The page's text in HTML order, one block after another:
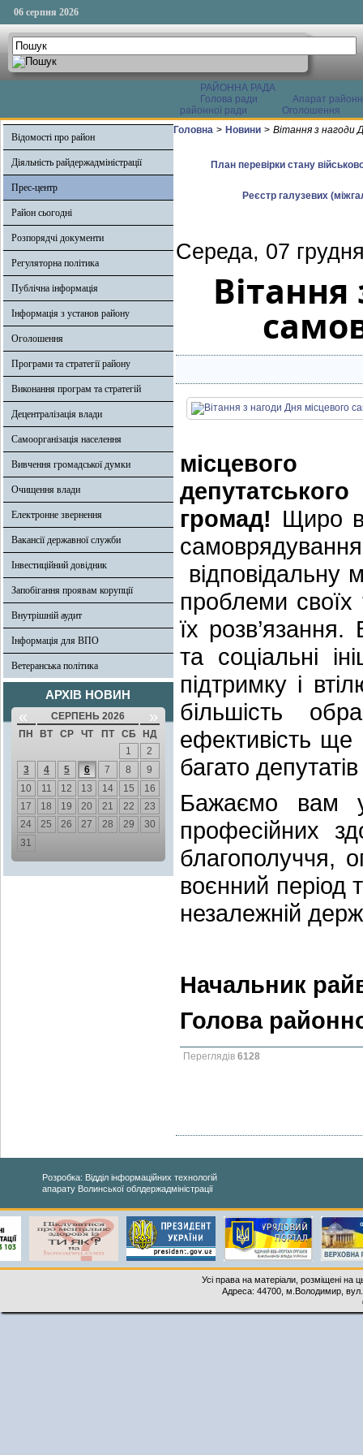
06 серпня 2026
РАЙОННА РАДА
Голова ради
Апарат
районної ради
Оголошення
Відомості про район
Діяльність райдержадміністрації
Прес-центр
Район сьогодні
Розпорядчі документи
Регуляторна політика
Публічна інформація
Інформація з установ району
Оголошення
Програми та стратегії району
Виконання програм та стратегій
Децентралізація влади
Самоорганізація населення
Вивчення громадської думки
Очищення влади
Електронне звернення
Вакансії державної служби
Інвестиційний довідник
Запобігання проявам корупції
Внутрішній аудит
Інформація для ВПО
Ветеранська політика
АРХІВ НОВИН
« СЕРПЕНЬ 2026 »
ПН ВТ СР ЧТ ПТ СБ
НД
1
2
3
4 5 6 7 8
9
10
11 12 13 14 15
16
17
18 19 20 21 22
23
24
25 26 27 28 29
30
31
Головна > Новини > Вітання з нагоди
План перевірки стану
Реєстр галузевих
Середа, 07
місцевого
громад! Щиро
відповідальну
проблеми своїх
їх розв’язання.
та соціальні
підтримку і
більшість
ефективість ще
багато
Бажаємо вам
професійних
благополуччя,
воєнний період
незалежній
Начальник
Голова
Переглядів 6128
Розробка: Відділ інформаційних технологій
апарату Волинської облдержадміністрації
Усі права на матеріали, розміщені на
Адреса: 44700, м.Володимир,